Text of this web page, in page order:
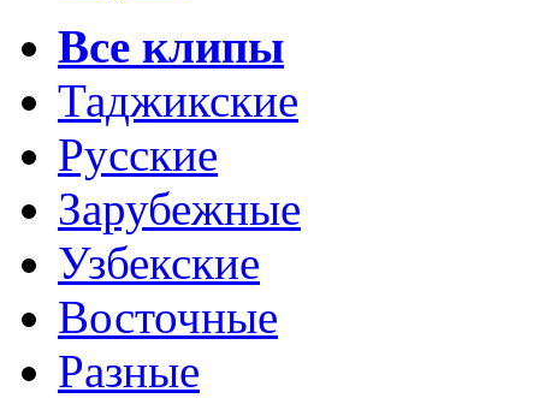
Все клипы
Таджикские
Русские
Зарубежные
Узбекские
Восточные
Разные